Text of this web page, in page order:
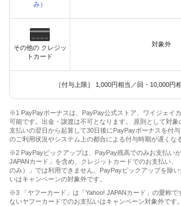
み）
その他の クレジッ
トカード
対象外
［付与上限］ 1,000円相当／回・10,000円
※1 PayPayボーナスは、PayPay公式ストア、ワイジェイ
可能です。出金・譲渡は不可となります。 原則として対象
支払いの翌日から起算して30日後にPayPayボーナスを付
のご利用状況やシステム上の都合による付与時期が遅くな
※2 PayPayピックアップは、PayPay残高でのみお支払い
JAPANカード」を含め、クレジットカードでのお支払い、
のみ）」では利用できません。PayPayピックアップを除
いはキャンペーンの対象外です。
※3 「ヤフーカード」は「Yahoo! JAPANカード」の愛称で
ないヤフーカードでのお支払いはキャンペーン対象外です。